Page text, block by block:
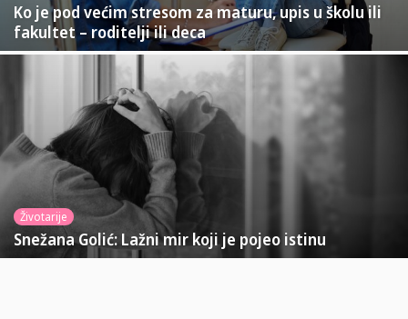
Ko je pod većim stresom za maturu, upis u školu ili
fakultet – roditelji ili deca
Životarije
Snežana Golić: Lažni mir koji je pojeo istinu